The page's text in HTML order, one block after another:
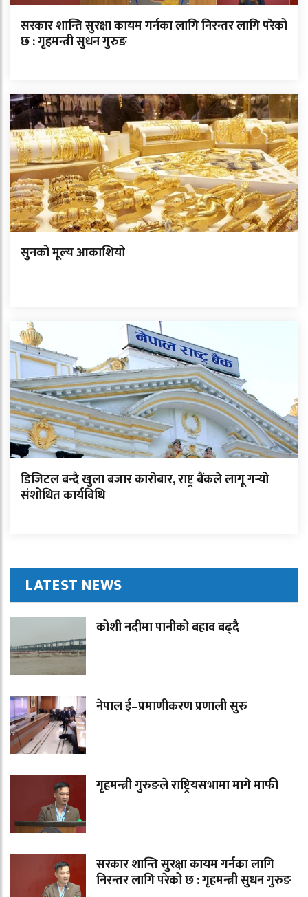
सरकार शान्ति सुरक्षा कायम गर्नका लागि निरन्तर लागि परेको
छ : गृहमन्त्री सुधन गुरुङ
सुनको मूल्य आकाशियो
डिजिटल बन्दै खुला बजार कारोबार, राष्ट्र बैंकले लागू गर्‍यो
संशोधित कार्यविधि
LATEST NEWS
कोशी नदीमा पानीको बहाव बढ्दै
नेपाल ई–प्रमाणीकरण प्रणाली सुरु
गृहमन्त्री गुरुङले राष्ट्रियसभामा मागे माफी
सरकार शान्ति सुरक्षा कायम गर्नका लागि
निरन्तर लागि परेको छ : गृहमन्त्री सुधन गुरुङ